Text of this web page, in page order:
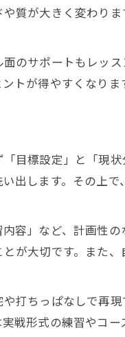
間レッスンの効果的
質が大きく変わり
のサポートもレッ
トが得やすくなりま
標設定」と「現
出します。その上
容」など、計画性
が大切です。また
打ちっぱなしで再
形式の練習やコー